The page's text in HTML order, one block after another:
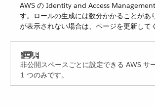
AWS の Identity and Access
す。ロールの生成には数分かかることがあ
が表示されない場合は、ページを更新して
非公開スペースごとに設定できる AWS サ
1 つのみです。